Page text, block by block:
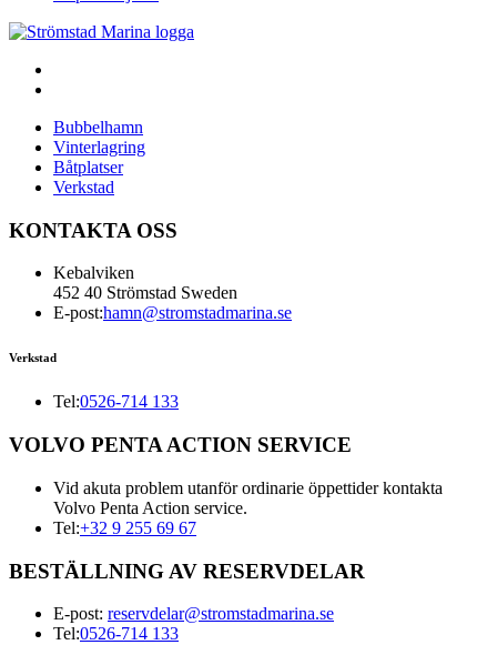
Bubbelhamn
Vinterlagring
Båtplatser
Verkstad
KONTAKTA OSS
Kebalviken
452 40 Strömstad Sweden
E-post:hamn@stromstadmarina.se
Verkstad
Tel:0526-714 133
VOLVO PENTA ACTION SERVICE
Vid akuta problem utanför ordinarie öppettider kontakta
Volvo Penta Action service.
Tel:+32 9 255 69 67
BESTÄLLNING AV RESERVDELAR
E-post: reservdelar@stromstadmarina.se
Tel:0526-714 133